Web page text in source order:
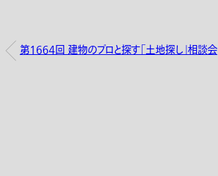
第1664回 建物のプロと探す「土地探し」相談会